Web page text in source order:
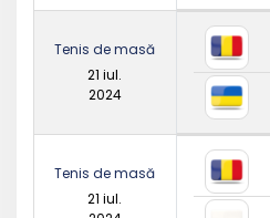
Tenis de masă
21 iul.
2024
Tenis de masă
21 iul.